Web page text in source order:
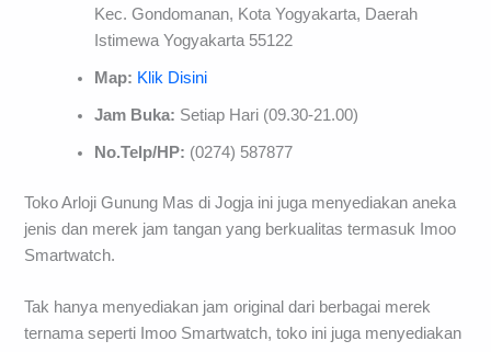
Kec. Gondomanan, Kota Yogyakarta, Daerah
Istimewa Yogyakarta 55122
Map: Klik Disini
Jam Buka: Setiap Hari (09.30-21.00)
No.Telp/HP: (0274) 587877
Toko Arloji Gunung Mas di Jogja ini juga menyediakan aneka
jenis dan merek jam tangan yang berkualitas termasuk Imoo
Smartwatch.
Tak hanya menyediakan jam original dari berbagai merek
ternama seperti Imoo Smartwatch, toko ini juga menyediakan